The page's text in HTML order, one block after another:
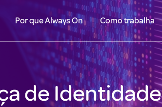
Por que Always On Como trabalha
de Identidade